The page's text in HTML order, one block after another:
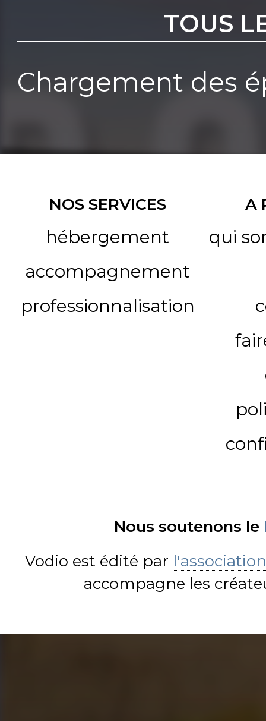
TOUS
Chargement des
NOS SERVICES
hébergement
accompagnement
professionnalisation
A
qui